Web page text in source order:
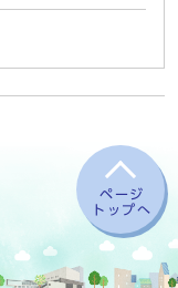
ページ
トップへ